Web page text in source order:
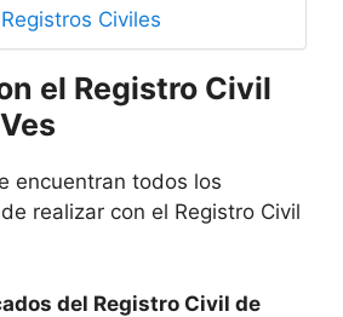
Civiles
el Registro Civil
encuentran todos los
realizar con el Registro Civil
del Registro Civil de